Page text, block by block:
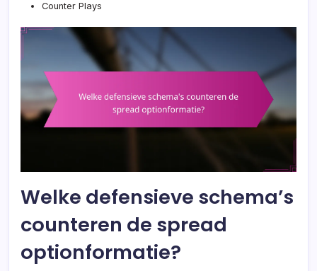
Counter Plays
Welke defensieve schema’s
counteren de spread
optionformatie?